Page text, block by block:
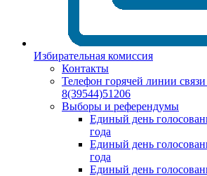
Избирательная комиссия
Контакты
Телефон горячей линии
8(39544)51206
Выборы и референдумы
Единый день
года
Единый день
года
Единый день